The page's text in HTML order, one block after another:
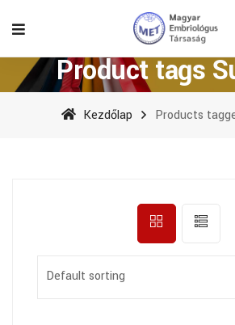
Product tags
Kezdőlap Products
Default sorting